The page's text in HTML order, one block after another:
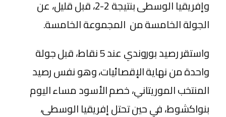
وإفريقيا الوسطى بنتيجة 2-2، قبل قليل، عن
الجولة الخامسة من المجموعة الخامسة.
واستقر رصيد بوروندي عند 5 نقاط، قبل جولة
واحدة من نهاية الإقصائيات، وهو نفس رصيد
المنتخب الموريتاني، خصم الأسود مساء اليوم
بنواكشوط، في حين تحتل إفريقيا الوسطى،